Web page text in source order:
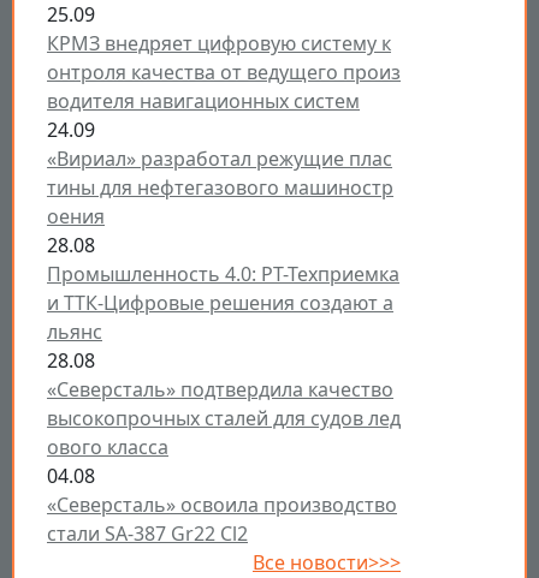
25.09
КРМЗ внедряет цифровую систему к
онтроля качества от ведущего произ
водителя навигационных систем
24.09
«Вириал» разработал режущие плас
тины для нефтегазового машиностр
оения
28.08
Промышленность 4.0: РТ-Техприемка
и ТТК-Цифровые решения создают а
льянс
28.08
«Северсталь» подтвердила качество
высокопрочных сталей для судов лед
ового класса
04.08
«Северсталь» освоила производство
стали SA-387 Gr22 Cl2
Все новости>>>